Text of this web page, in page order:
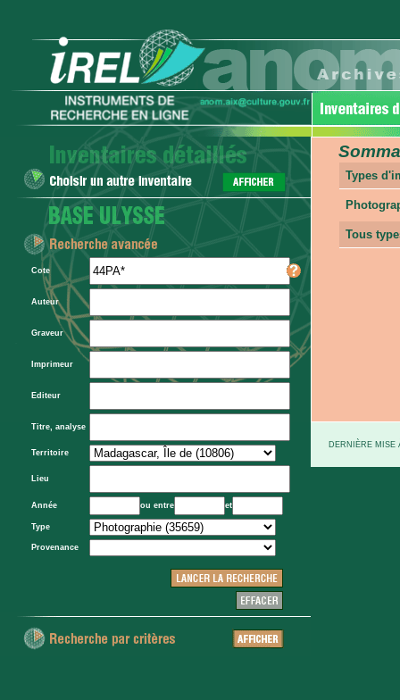
Cote
Auteur
Graveur
Imprimeur
Editeur
Titre, analyse
Territoire
Lieu
Année ou entre et
Type
Provenance
Types
Tous
DERNIÈRE MISE